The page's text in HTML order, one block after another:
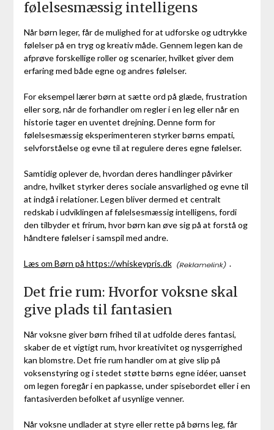
følelsesmæssig intelligens
Når børn leger, får de mulighed for at udforske og udtrykke
følelser på en tryg og kreativ måde. Gennem legen kan de
afprøve forskellige roller og scenarier, hvilket giver dem
erfaring med både egne og andres følelser.
For eksempel lærer børn at sætte ord på glæde, frustration
eller sorg, når de forhandler om regler i en leg eller når en
historie tager en uventet drejning. Denne form for
følelsesmæssig eksperimenteren styrker børns empati,
selvforståelse og evne til at regulere deres egne følelser.
Samtidig oplever de, hvordan deres handlinger påvirker
andre, hvilket styrker deres sociale ansvarlighed og evne til
at indgå i relationer. Legen bliver dermed et centralt
redskab i udviklingen af følelsesmæssig intelligens, fordi
den tilbyder et frirum, hvor børn kan øve sig på at forstå og
håndtere følelser i samspil med andre.
Læs om Børn på https://whiskeypris.dk .
Det frie rum: Hvorfor voksne skal
give plads til fantasien
Når voksne giver børn frihed til at udfolde deres fantasi,
skaber de et vigtigt rum, hvor kreativitet og nysgerrighed
kan blomstre. Det frie rum handler om at give slip på
voksenstyring og i stedet støtte børns egne idéer, uanset
om legen foregår i en papkasse, under spisebordet eller i en
fantasiverden befolket af usynlige venner.
Når voksne undlader at styre eller rette på børns leg, får